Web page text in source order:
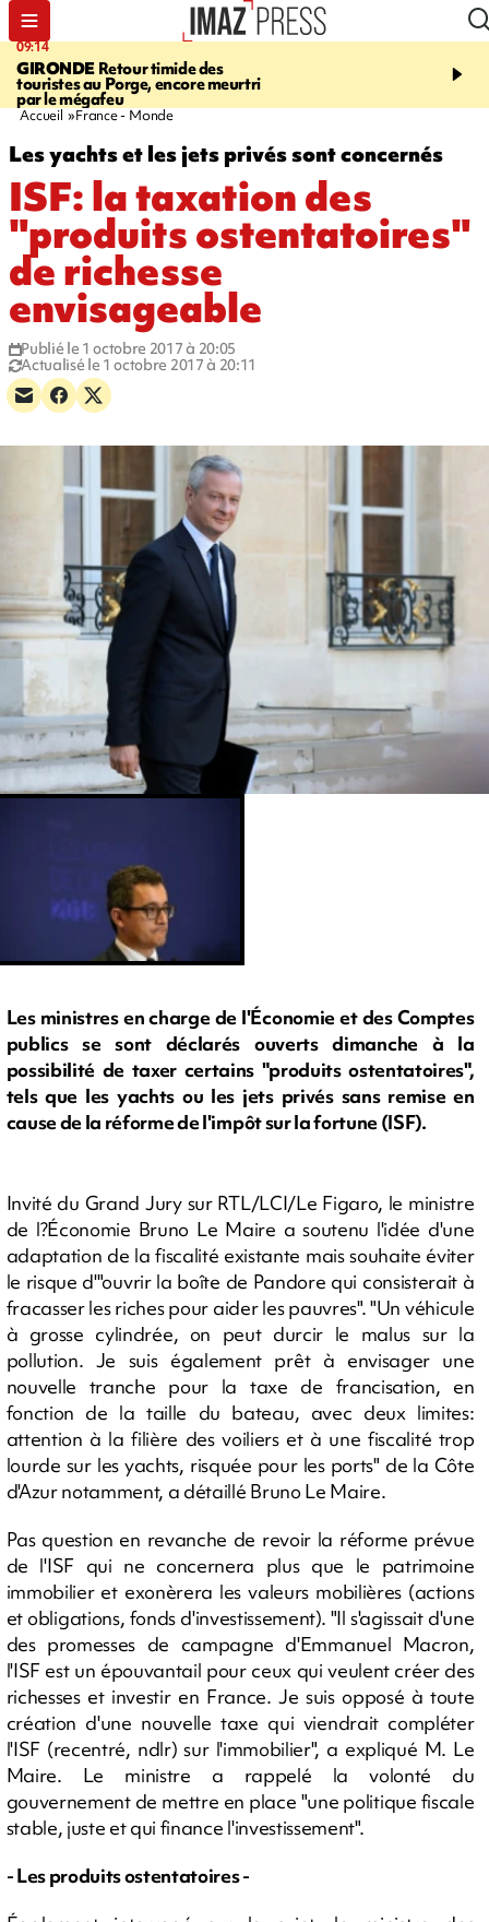
09:14
GIRONDE Retour timide des
touristes au Porge, encore meurtri
par le mégafeu
13:09
Des
font cinq morts en
Accueil France - Monde
Les yachts et les jets privés sont concernés
ISF: la taxation des
"produits ostentatoires"
de richesse
envisageable
Publié le 1 octobre 2017 à 20:05
Actualisé le 1 octobre 2017 à 20:11
Les ministres en charge de l'Économie et des Comptes
publics se sont déclarés ouverts dimanche à la
possibilité de taxer certains "produits ostentatoires",
tels que les yachts ou les jets privés sans remise en
cause de la réforme de l'impôt sur la fortune (ISF).
Invité du Grand Jury sur RTL/LCI/Le Figaro, le ministre
de l?Économie Bruno Le Maire a soutenu l'idée d'une
adaptation de la fiscalité existante mais souhaite éviter
le risque d'"ouvrir la boîte de Pandore qui consisterait à
fracasser les riches pour aider les pauvres". "Un véhicule
à grosse cylindrée, on peut durcir le malus sur la
pollution. Je suis également prêt à envisager une
nouvelle tranche pour la taxe de francisation, en
fonction de la taille du bateau, avec deux limites:
attention à la filière des voiliers et à une fiscalité trop
lourde sur les yachts, risquée pour les ports" de la Côte
d'Azur notamment, a détaillé Bruno Le Maire.
Pas question en revanche de revoir la réforme prévue
de l'ISF qui ne concernera plus que le patrimoine
immobilier et exonèrera les valeurs mobilières (actions
et obligations, fonds d'investissement). "Il s'agissait d'une
des promesses de campagne d'Emmanuel Macron,
l'ISF est un épouvantail pour ceux qui veulent créer des
richesses et investir en France. Je suis opposé à toute
création d'une nouvelle taxe qui viendrait compléter
l'ISF (recentré, ndlr) sur l'immobilier", a expliqué M. Le
Maire. Le ministre a rappelé la volonté du
gouvernement de mettre en place "une politique fiscale
stable, juste et qui finance l'investissement".
- Les produits ostentatoires -